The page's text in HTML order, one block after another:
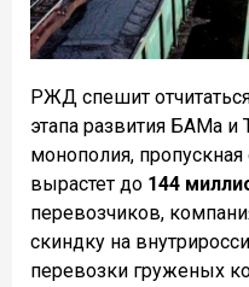
РЖД спешит
этапа развития БАМа и
монополия,
вырастет до 144
перевозчиков,
скиндку на
перевозки груженых